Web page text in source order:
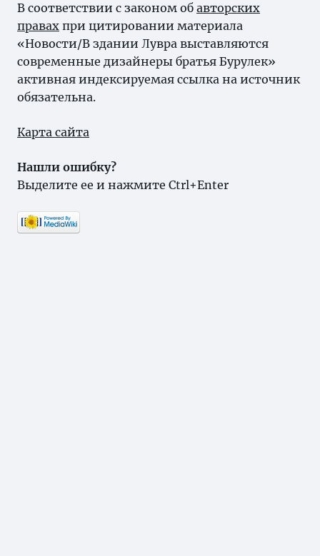
В соответствии с законом об авторских
правах при цитировании материала
«Новости/В здании Лувра выставляются
современные дизайнеры братья Бурулек»
активная индексируемая ссылка на источник
обязательна.
Карта сайта
Нашли ошибку?
Выделите ее и нажмите Ctrl+Enter